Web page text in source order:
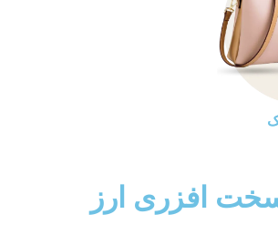
افزری ارز